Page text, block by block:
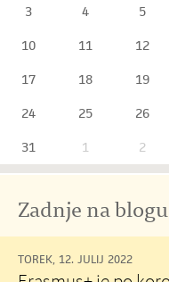
3
4 5
10
11 12
17
18 19
24
25 26
31
1 2
Zadnje na blogu
TOREK, 12. JULIJ 2022